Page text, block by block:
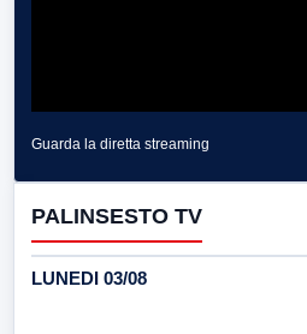
Guarda la diretta streaming
PALINSESTO TV
LUNEDI 03/08